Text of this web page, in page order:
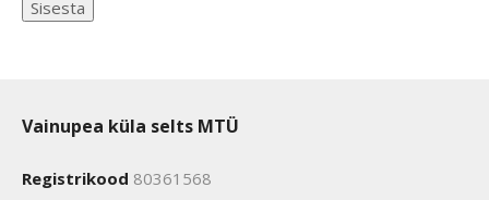
Vainupea küla selts MTÜ
Registrikood 80361568